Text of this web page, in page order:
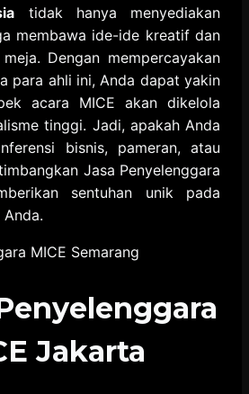
tidak hanya menyediakan
membawa ide-ide kreatif dan
Dengan mempercayakan
para ahli ini, Anda dapat yakin
acara MICE akan dikelola
tinggi. Jadi, apakah Anda
bisnis, pameran, atau
Jasa Penyelenggara
sentuhan unik pada
Jakarta